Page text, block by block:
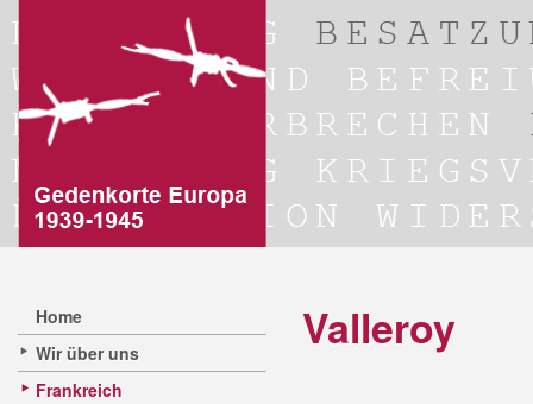
Home
Wir über uns
Frankreich
Valleroy